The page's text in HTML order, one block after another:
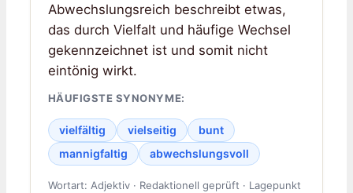
Abwechslungsreich beschreibt etwas,
das durch Vielfalt und häufige Wechsel
gekennzeichnet ist und somit nicht
eintönig wirkt.
HÄUFIGSTE SYNONYME:
vielfältig vielseitig
bunt
mannigfaltig
abwechslungsvoll
Wortart: Adjektiv · Redaktionell geprüft · Lagepunkt